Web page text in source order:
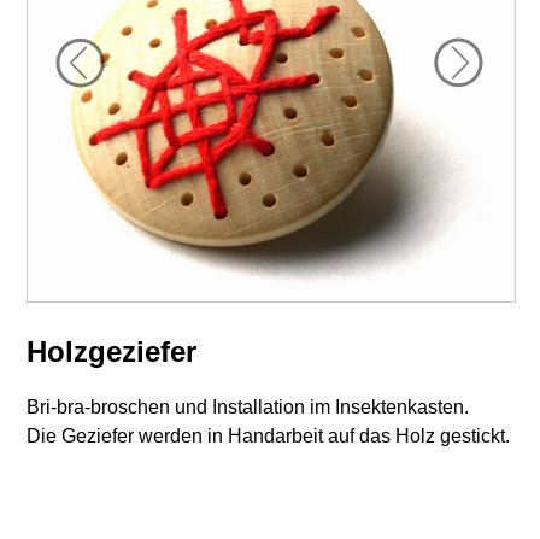
Holzgeziefer
Bri-bra-broschen und Installation im Insektenkasten.
Die Geziefer werden in Handarbeit auf das Holz gestickt.